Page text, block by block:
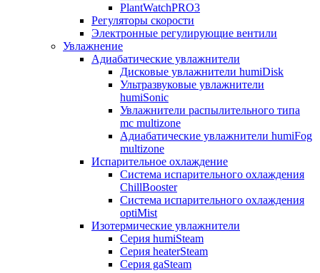
PlantWatchPRO3
Регуляторы скорости
Электронные регулирующие вентили
Увлажнение
Адиабатические увлажнители
Дисковые увлажнители humiDisk
Ультразвуковые увлажнители
humiSonic
Увлажнители распылительного типа
mc multizone
Адиабатические увлажнители humiFog
multizone
Испарительное охлаждение
Система испарительного охлаждения
ChillBooster
Система испарительного охлаждения
optiMist
Изотермические увлажнители
Серия humiSteam
Серия heaterSteam
Серия gaSteam